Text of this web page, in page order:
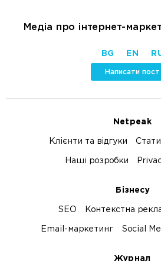
Медіа про інтернет-
BG EN
Написати пост
Netpeak
Клієнти та відгуки
Наші розробки
Бізнесу
SEO Контекстна
Email-маркетинг Social
Журнал